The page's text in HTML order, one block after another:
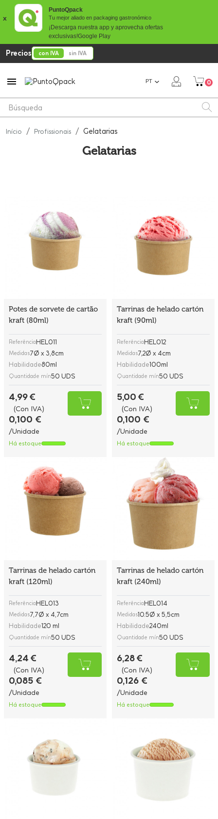
x
PuntoQpack
Tu mejor aliado en packaging gastronómico
¡Descarga nuestra app y aprovecha ofertas
exclusivas!Google Play
Precios con IVA sin IVA
 PT 0
Início Profissionais Gelatarias
Gelatarias
Potes de sorvete de cartão
kraft (80ml)
ReferênciaHEL011
Medidas7Ø x 3,8cm
Habilidade80ml
Quantidade mín50 UDS
4,99 €
(Con IVA)
0,100 €
/Unidade
Há estoque
Tarrinas de helado cartón
kraft (90ml)
ReferênciaHEL012
Medidas7,2Ø x 4cm
Habilidade100ml
Quantidade mín50 UDS
5,00 €
(Con IVA)
0,100 €
/Unidade
Há estoque
Tarrinas de helado cartón
kraft (120ml)
ReferênciaHEL013
Medidas7,7Ø x 4,7cm
Habilidade120 ml
Quantidade mín50 UDS
4,24 €
(Con IVA)
0,085 €
/Unidade
Há estoque
Tarrinas de helado cartón
kraft (240ml)
ReferênciaHEL014
Medidas10.5Ø x 5,5cm
Habilidade240ml
Quantidade mín50 UDS
6,28 €
(Con IVA)
0,126 €
/Unidade
Há estoque